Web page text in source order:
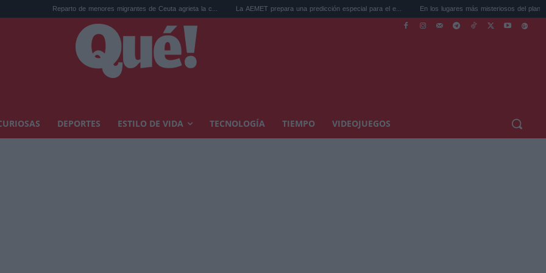
Reparto de menores migrantes de Ceuta agrieta la c... La AEMET prepara una predicción especial para el e... En los lugares más misteriosos del planeta: Stoneh...
DEPORTES ESTILO DE VIDA TECNOLOGÍA TIEMPO VIDEOJUEGOS